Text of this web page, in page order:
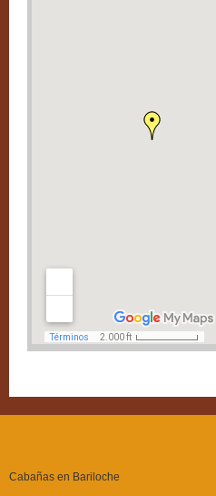
Cabañas en Bariloche